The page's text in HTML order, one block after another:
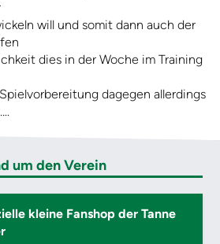
will und somit dann auch der
dies in der Woche im Training
dagegen allerdings
um den Verein
kleine Fanshop der Tanne